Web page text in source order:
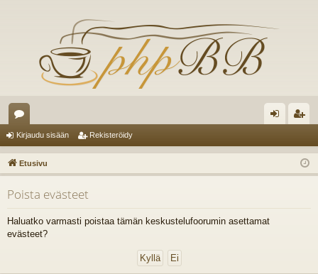
es
ku
st
el
ua
au
du
ist
er
Kirjaudu sisään Rekisteröidy
Etusivu
Poista evästeet
Haluatko varmasti poistaa tämän keskustelufoorumin asettamat
evästeet?